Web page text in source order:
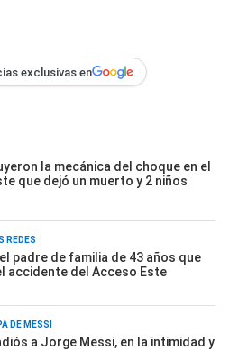
exclusivas en
la mecánica del choque en el
que dejó un muerto y 2 niños
REDES
padre de familia de 43 años que
accidente del Acceso Este
DE MESSI
a Jorge Messi, en la intimidad y